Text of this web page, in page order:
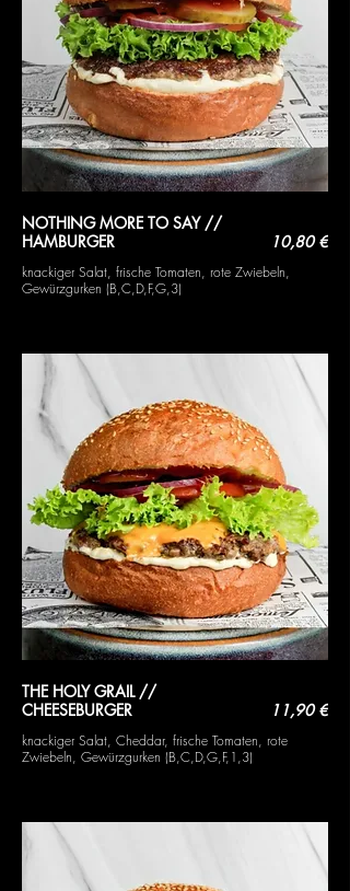
NOTHING MORE TO SAY //
HAMBURGER
knackiger Salat, frische Tomaten, rote Zwiebeln,
Gewürzgurken (B,C,D,F,G,3)
10,80 €
THE HOLY GRAIL //
CHEESEBURGER
knackiger Salat, Cheddar, frische Tomaten, rote
Zwiebeln, Gewürzgurken (B,C,D,G,F,1,3)
11,90 €